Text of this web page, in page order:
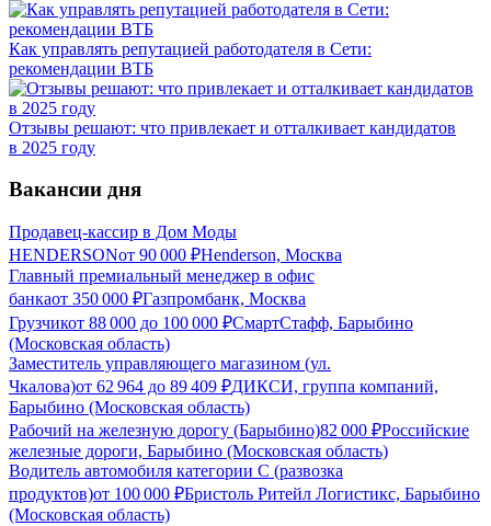
Как управлять репутацией работодателя в Сети:
рекомендации ВТБ
Отзывы решают: что привлекает и отталкивает кандидатов
в 2025 году
Вакансии дня
Продавец-кассир в Дом Моды
HENDERSONот 90 000 ₽Henderson, Москва
Главный премиальный менеджер в офис
банкаот 350 000 ₽Газпромбанк, Москва
Грузчикот 88 000 до 100 000 ₽СмартСтафф, Барыбино
(Московская область)
Заместитель управляющего магазином (ул.
Чкалова)от 62 964 до 89 409 ₽ДИКСИ, группа компаний,
Барыбино (Московская область)
Рабочий на железную дорогу (Барыбино)82 000 ₽Российские
железные дороги, Барыбино (Московская область)
Водитель автомобиля категории C (развозка
продуктов)от 100 000 ₽Бристоль Ритейл Логистикс, Барыбино
(Московская область)